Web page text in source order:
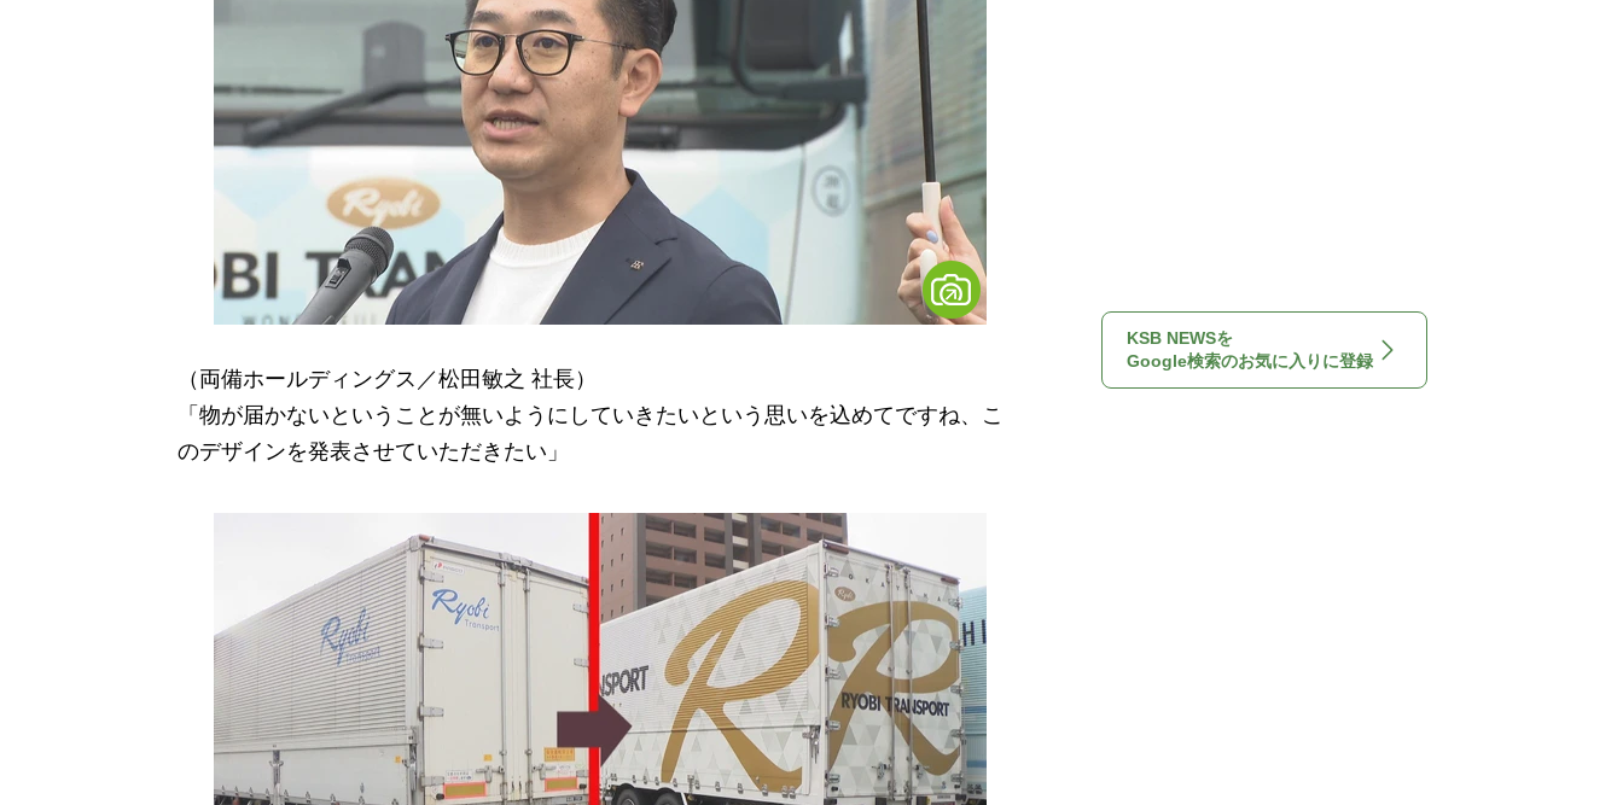
（両備ホールディングス／松田敏之 社長）
「物が届かないということが無いようにしていきたいという思いを込めてですね、こ
のデザインを発表させていただきたい」
KSB NEWSを
Google検索のお気に入りに登録